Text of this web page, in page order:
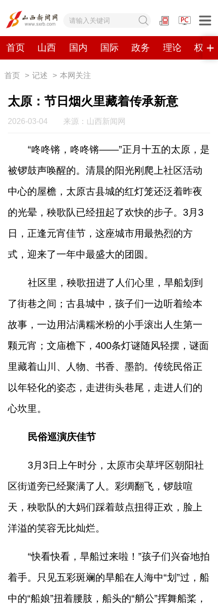
首页 山西 国内 国际 政务 理论 权威
网站地图
首页 山西
政务 理论 权威发布 原创
数字报刊
晋中 阳泉 长治 晋城
临汾 运城
行业频道
教育
首页 > 记述 > 本网关注
太原：节日烟火里藏着传承新意
2026-03-04 来源：山西新闻网
“咚咚锵，咚咚锵——”正月十五的太原，是
被锣鼓声唤醒的。清晨的阳光刚爬上社区活动
中心的屋檐，太原古县城的红灯笼还泛着昨夜
的光晕，秧歌队已经扭起了欢快的步子。3月3
日，正逢元宵佳节，这座城市用最热烈的方
式，迎来了一年中最盛大的团圆。
社区里，秧歌扭进了人们心里，旱船划到
了街巷之间；古县城中，孩子们一边听着绘本
故事，一边用沾满糯米粉的小手滚出人生第一
颗元宵；文庙檐下，400条灯谜随风轻摆，谜面
里藏着山川、人物、书香、墨韵。传统民俗正
以年轻化的姿态，走进街头巷尾，走进人们的
心坎里。
民俗巡演庆佳节
3月3日上午时分，太原市尖草坪区朝阳社
区街道旁已经聚满了人。彩绸翻飞，锣鼓喧
天，秧歌队的大妈们踩着鼓点扭得正欢，脸上
洋溢的笑容无比灿烂。
“快看快看，旱船过来啦！”孩子们兴奋地拍
着手。只见五彩斑斓的旱船在人海中“划”过，船
中的“船娘”扭着腰肢，船头的“艄公”挥舞船桨，